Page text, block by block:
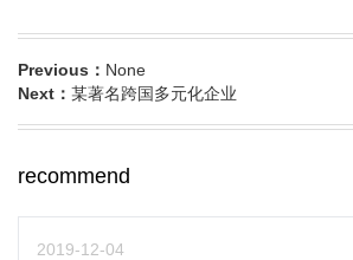
Previous： None
Next： 某著名跨国多元化企业
recommend
2019-12-04